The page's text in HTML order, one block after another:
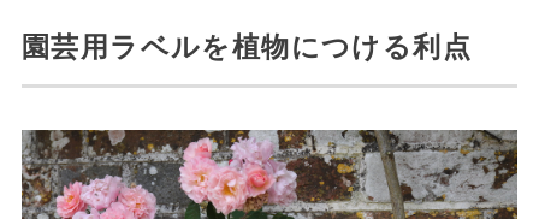
園芸用ラベルを植物につける利点